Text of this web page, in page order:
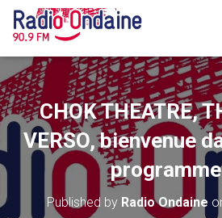
CHOK THEATRE,
VERSO, bienvenue
Published by Radio Ondaine